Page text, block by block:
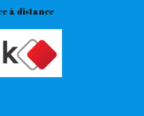
à distance